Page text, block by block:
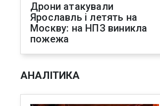
Дрони атакували
Ярославль і летять на
Москву: на НПЗ виникла
пожежа
АНАЛІТИКА